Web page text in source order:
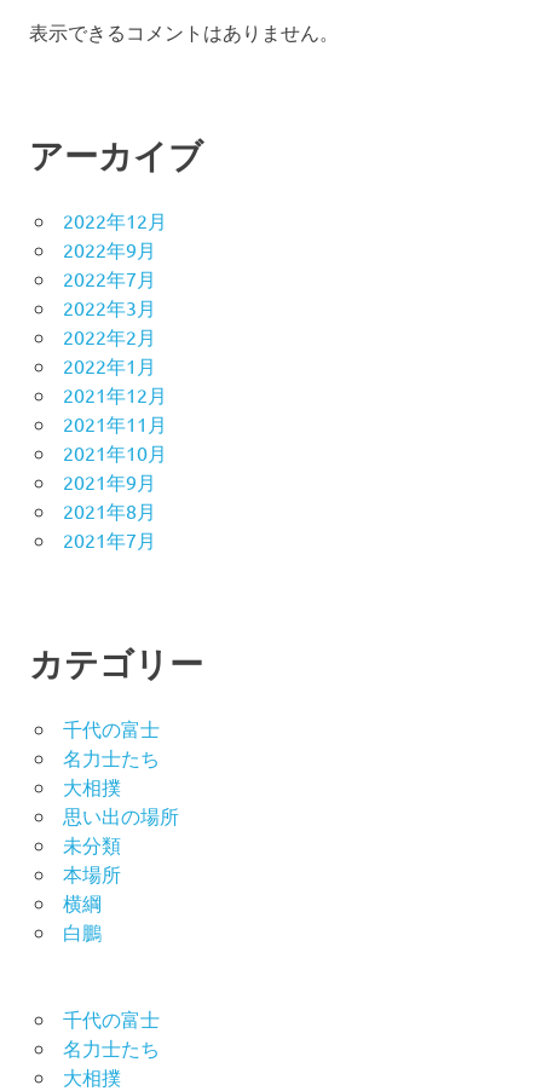
表示できるコメントはありません。
アーカイブ
2022年12月
2022年9月
2022年7月
2022年3月
2022年2月
2022年1月
2021年12月
2021年11月
2021年10月
2021年9月
2021年8月
2021年7月
カテゴリー
千代の富士
名力士たち
大相撲
思い出の場所
未分類
本場所
横綱
白鵬
千代の富士
名力士たち
大相撲